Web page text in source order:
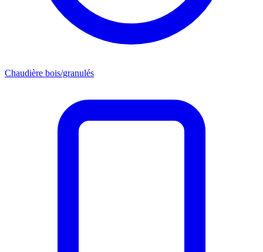
Chaudière bois/granulés